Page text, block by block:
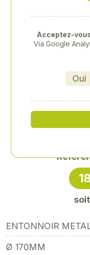
ENTONNOIR
Ø 170MM
Oui
Acceptez-
Via Google